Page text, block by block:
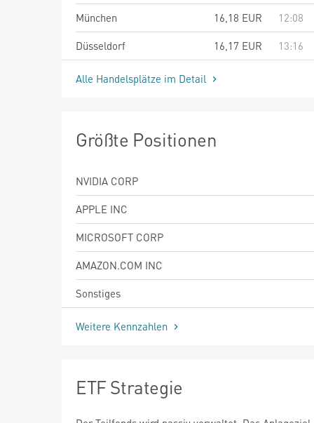
München
16,18 EUR
12:08
Düsseldorf
16,17 EUR 13:16
Alle Handelsplätze im Detail
Größte Positionen
NVIDIA CORP
APPLE INC
MICROSOFT CORP
AMAZON.COM INC
Sonstiges
Weitere Kennzahlen
ETF Strategie